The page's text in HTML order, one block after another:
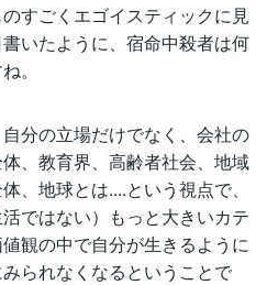
すごくエゴイスティックに見
いたように、宿命中殺者は何
。
分の立場だけでなく、会社の
、教育界、高齢者社会、地域
、地球とは....という視点で、
ではない）もっと大きいカテ
観の中で自分が生きるように
られなくなるということで